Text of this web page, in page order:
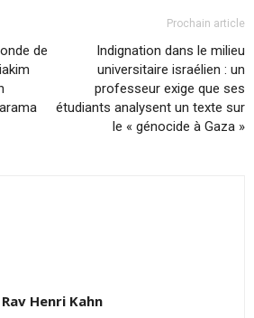
de
Prochain article
Indignation dans le milieu
universitaire israélien : un
professeur exige que ses
étudiants analysent un texte sur
le « génocide à Gaza »
Rav Henri Kahn